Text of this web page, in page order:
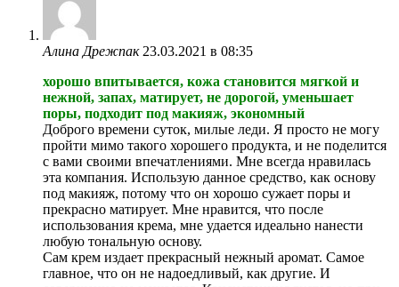
Алина Дрежпак 23.03.2021 в 08:35
хорошо впитывается, кожа становится мягкой и
нежной, запах, матирует, не дорогой, уменьшает
поры, подходит под макияж, экономный
Доброго времени суток, милые леди. Я просто не могу
пройти мимо такого хорошего продукта, и не поделится
с вами своими впечатлениями. Мне всегда нравилась
эта компания. Использую данное средство, как основу
под макияж, потому что он хорошо сужает поры и
прекрасно матирует. Мне нравится, что после
использования крема, мне удается идеально нанести
любую тональную основу.
Сам крем издает прекрасный нежный аромат. Самое
главное, что он не надоедливый, как другие. И